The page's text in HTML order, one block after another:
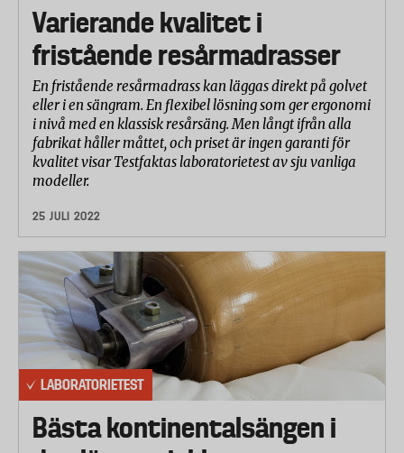
Varierande kvalitet i
fristående resårmadrasser
En fristående resårmadrass kan läggas direkt på golvet
eller i en sängram. En flexibel lösning som ger ergonomi
i nivå med en klassisk resårsäng. Men långt ifrån alla
fabrikat håller måttet, och priset är ingen garanti för
kvalitet visar Testfaktas laboratorietest av sju vanliga
modeller.
25 JULI 2022
LABORATORIETEST
Bästa kontinentalsängen i